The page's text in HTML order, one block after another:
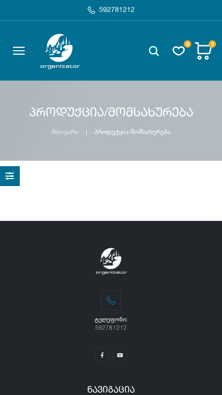
592781212
0 0
პროდუქცია/მომსახურება
მთავარი პროდუქცია/მომსახურება
ᲢᲔᲚᲔᲤᲝᲜᲘ:
592781212
ნავიგაცია